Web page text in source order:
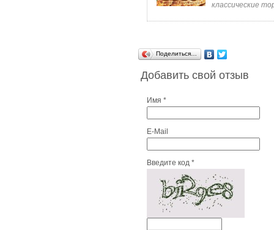
классические
Поделиться…
Добавить свой отзыв
Имя *
E-Mail
Введите код *